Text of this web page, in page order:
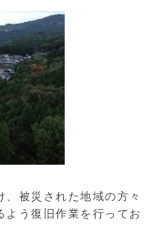
被災された地域の方々
よう復旧作業を行ってお